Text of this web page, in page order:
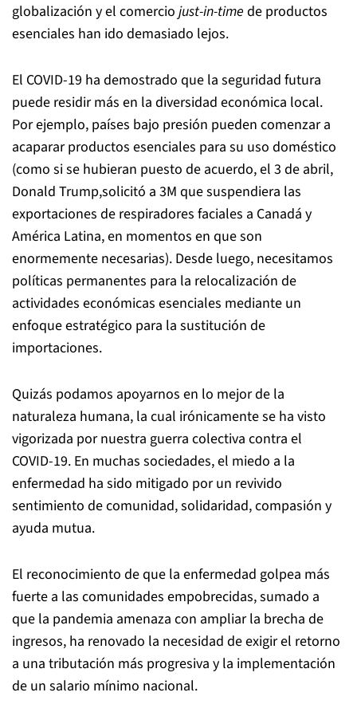
globalización y el comercio just-in-time de productos
esenciales han ido demasiado lejos.
El COVID-19 ha demostrado que la seguridad futura
puede residir más en la diversidad económica local.
Por ejemplo, países bajo presión pueden comenzar a
acaparar productos esenciales para su uso doméstico
(como si se hubieran puesto de acuerdo, el 3 de abril,
Donald Trump,solicitó a 3M que suspendiera las
exportaciones de respiradores faciales a Canadá y
América Latina, en momentos en que son
enormemente necesarias). Desde luego, necesitamos
políticas permanentes para la relocalización de
actividades económicas esenciales mediante un
enfoque estratégico para la sustitución de
importaciones.
Quizás podamos apoyarnos en lo mejor de la
naturaleza humana, la cual irónicamente se ha visto
vigorizada por nuestra guerra colectiva contra el
COVID-19. En muchas sociedades, el miedo a la
enfermedad ha sido mitigado por un revivido
sentimiento de comunidad, solidaridad, compasión y
ayuda mutua.
El reconocimiento de que la enfermedad golpea más
fuerte a las comunidades empobrecidas, sumado a
que la pandemia amenaza con ampliar la brecha de
ingresos, ha renovado la necesidad de exigir el retorno
a una tributación más progresiva y la implementación
de un salario mínimo nacional.